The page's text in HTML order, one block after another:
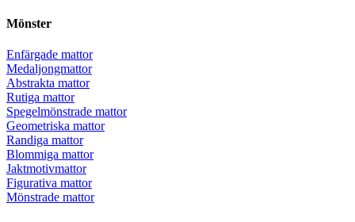
Mönster
Enfärgade mattor
Medaljongmattor
Abstrakta mattor
Rutiga mattor
Spegelmönstrade mattor
Geometriska mattor
Randiga mattor
Blommiga mattor
Jaktmotivmattor
Figurativa mattor
Mönstrade mattor